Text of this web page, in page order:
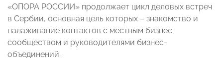
«ОПОРА РОССИИ» продолжает цикл деловых встреч
в Сербии, основная цель которых – знакомство и
налаживание контактов с местным бизнес-
сообществом и руководителями бизнес-
объединений.